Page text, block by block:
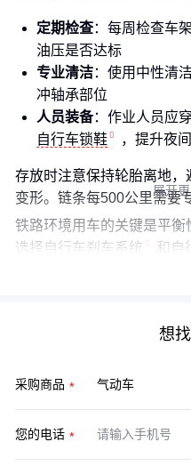
定期检查：每周检查车
油压是否达标
专业清洁：使用中性清
冲轴承部位
人员装备：作业人员应
自行车锁鞋
，提升夜
存放时注意保持轮胎离地，
变形。链条每500公里需要
铁路环境用车的关键是平
选择 自行车刹车系统 和 自
展开
想
采购商品
您的电话